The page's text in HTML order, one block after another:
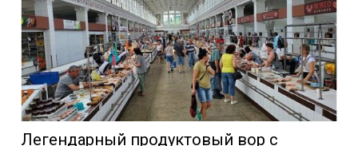
Легендарный продуктовый вор с